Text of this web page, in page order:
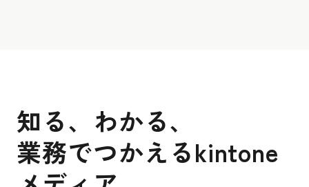
知る、わかる、
業務でつかえるkintone